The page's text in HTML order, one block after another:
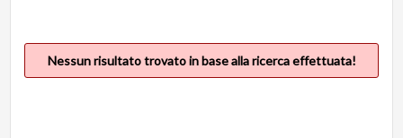
Nessun risultato trovato in base alla ricerca effettuata!